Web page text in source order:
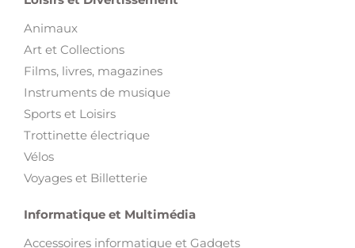
Animaux
Art et Collections
Films, livres, magazines
Instruments de musique
Sports et Loisirs
Trottinette électrique
Vélos
Voyages et Billetterie
Informatique et Multimédia
Accessoires informatique et Gadgets